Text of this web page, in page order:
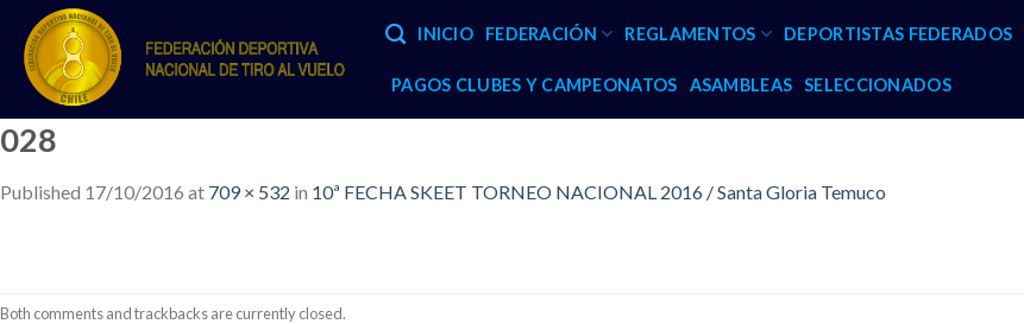
content
INICIO FEDERACIÓN REGLAMENTOS DEPORTISTAS FEDERADOS
PAGOS CLUBES Y CAMPEONATOS ASAMBLEAS SELECCIONADOS
028
Published 17/10/2016 at 709 × 532 in 10ª FECHA SKEET TORNEO NACIONAL 2016 / Santa Gloria Temuco
Both comments and trackbacks are currently closed.